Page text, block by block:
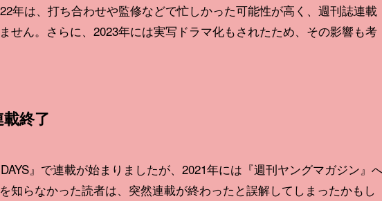
年は、打ち合わせや監修などで忙しかった可能性が高く、週刊誌連載
せん。さらに、2023年には実写ドラマ化もされたため、その影響も考
終了
』で連載が始まりましたが、2021年には『週刊ヤングマガジン』
知らなかった読者は、突然連載が終わったと誤解してしまったかもし